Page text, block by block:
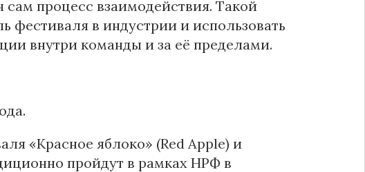
сам процесс взаимодействия. Такой
фестиваля в индустрии и использовать
внутри команды и за её пределами.
«Красное яблоко» (Red Apple) и
пройдут в рамках НРФ в